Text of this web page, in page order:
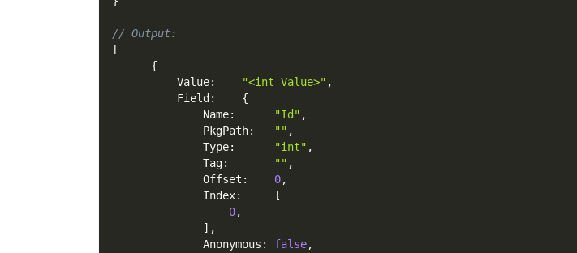
// Output:
[
{
          Value
: "<int Value>" ,
          Field
:
{
              Name
: "Id" ,
              PkgPath
: "" ,
              Type
: "int" ,
              Tag
: "" ,
              Offset
: 0,
              Index
:
[
0,
] ,
              Anonymous
: false,